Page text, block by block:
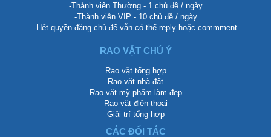
-Thành viên Thường - 1 chủ đề / ngày
-Thành viên VIP - 10 chủ đề / ngày
-Hết quyền đăng chủ để vẫn có thể reply hoặc commment
RAO VẶT CHÚ Ý
Rao vặt tổng hợp
Rao vặt nhà đất
Rao vặt mỹ phẩm làm đẹp
Rao vặt điện thoại
Giải trí tổng hợp
CÁC ĐỐI TÁC